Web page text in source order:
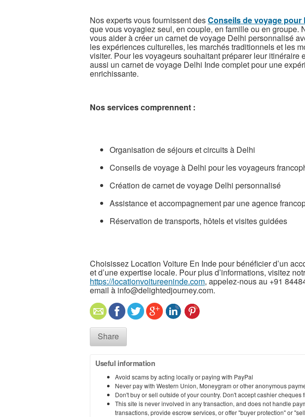
Nos experts vous fournissent desConseils de voyage pour
que vous voyagiez seul, en couple, en famille ou en groupe.
vous aider à créer un carnet de voyage Delhi personnalisé
les expériences culturelles, les marchés traditionnels et les
visiter. Pour les voyageurs souhaitant préparer leur itinéraire
aussi un carnet de voyage Delhi Inde complet pour une
enrichissante.
Nos services comprennent :
Organisation de séjours et circuits à Delhi
Conseils de voyage à Delhi pour les voyageurs
Création de carnet de voyage Delhi personnalisé
Assistance et accompagnement par une agence
Réservation de transports, hôtels et visites guidées
Choisissez Location Voiture En Inde pour bénéficier d’un
et d’une expertise locale. Pour plus d’informations, visitez
https://locationvoitureeninde.com, appelez-nous au +91
email à info@delightedjourney.com.
Share
Useful information
Avoid scams by acting locally or paying with PayPal
Never pay with Western Union, Moneygram or other anonymous
Don't buy or sell outside of your country. Don't accept cashier cheques
This site is never involved in any transaction, and does not handle
transactions, provide escrow services, or offer "buyer protection" or